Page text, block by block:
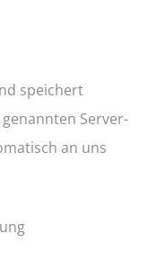
speichert
Server-
an uns